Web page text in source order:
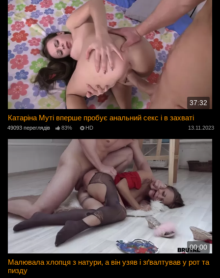
37:32
Катаріна Муті вперше пробує анальний секс і в захваті
49093 переглядів 83% HD 13.11.2023
00:00
Малювала хлопця з натури, а він узяв і зґвалтував у рот та
пизду